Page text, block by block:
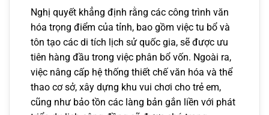
Nghị quyết khẳng định rằng các công trình văn
hóa trọng điểm của tỉnh, bao gồm việc tu bổ và
tôn tạo các di tích lịch sử quốc gia, sẽ được ưu
tiên hàng đầu trong việc phân bổ vốn. Ngoài ra,
việc nâng cấp hệ thống thiết chế văn hóa và thể
thao cơ sở, xây dựng khu vui chơi cho trẻ em,
cũng như bảo tồn các làng bản gắn liền với phát